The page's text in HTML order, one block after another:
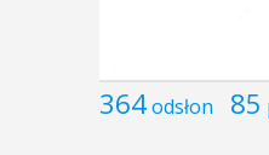
364odsłon 85